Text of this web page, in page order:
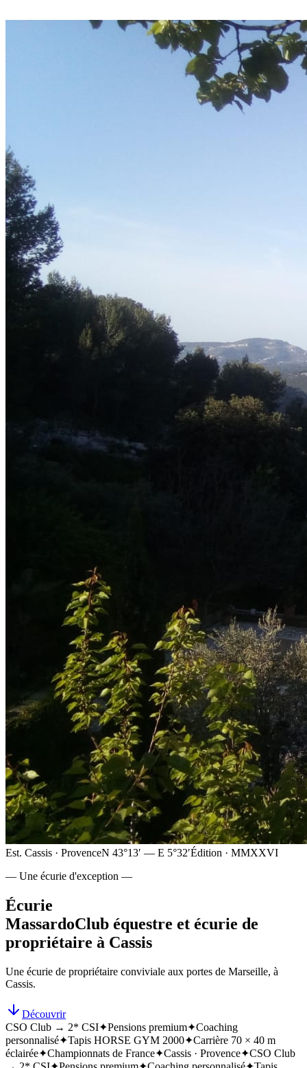
Est. Cassis · ProvenceN 43°13′ — E 5°32′Édition · MMXXVI
— Une écurie d'exception —
Écurie
MassardoClub équestre et écurie de
propriétaire à Cassis
Une écurie de propriétaire conviviale aux portes de Marseille, à
Cassis.
Découvrir
CSO Club → 2* CSI✦Pensions premium✦Coaching
personnalisé✦Tapis HORSE GYM 2000✦Carrière 70 × 40 m
éclairée✦Championnats de France✦Cassis · Provence✦CSO Club